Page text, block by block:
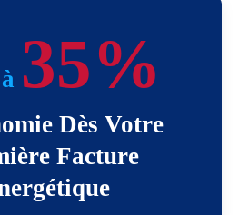
35%
Dès Votre
Facture